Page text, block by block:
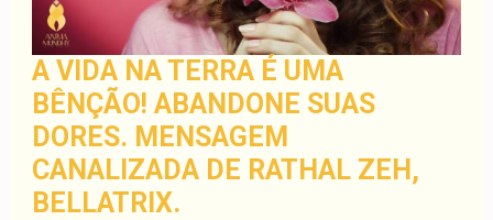
A VIDA NA TERRA É UMA
BÊNÇÃO! ABANDONE SUAS
DORES. MENSAGEM
CANALIZADA DE RATHAL ZEH,
BELLATRIX.